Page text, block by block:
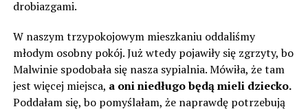
drobiazgami.
W naszym trzypokojowym mieszkaniu oddaliśmy
młodym osobny pokój. Już wtedy pojawiły się zgrzyty, bo
Malwinie spodobała się nasza sypialnia. Mówiła, że tam
jest więcej miejsca, a oni niedługo będą mieli dziecko.
Poddałam się, bo pomyślałam, że naprawdę potrzebują